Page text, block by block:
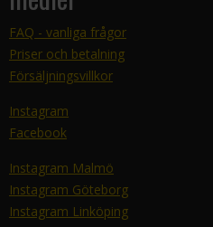
FAQ - vanliga frågor
Priser och betalning
Försäljningsvillkor
Instagram
Facebook
Instagram Malmö
Instagram Göteborg
Instagram Linköping